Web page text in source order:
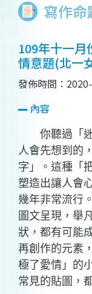
寫作命
109年十一月
情意題(北一
發佈時間：
內容
你聽過「迷
人會先想到的
字」。這種「
塑造出讓人會
幾年非常流行
圖文呈現，舉
狀，都有可能
再創作的元素
極了愛情」的
常見的貼圖，